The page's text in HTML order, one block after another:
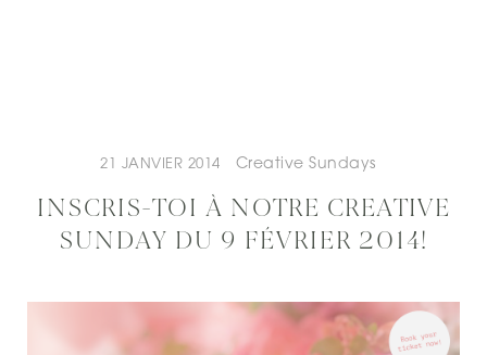
21 JANVIER 2014 Creative Sundays
INSCRIS-TOI À NOTRE CREATIVE
SUNDAY DU 9 FÉVRIER 2014!